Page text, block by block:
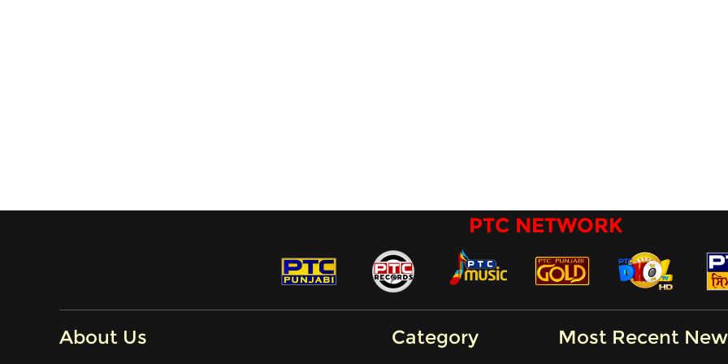
PTC NETWORK
About Us Category Most Recent